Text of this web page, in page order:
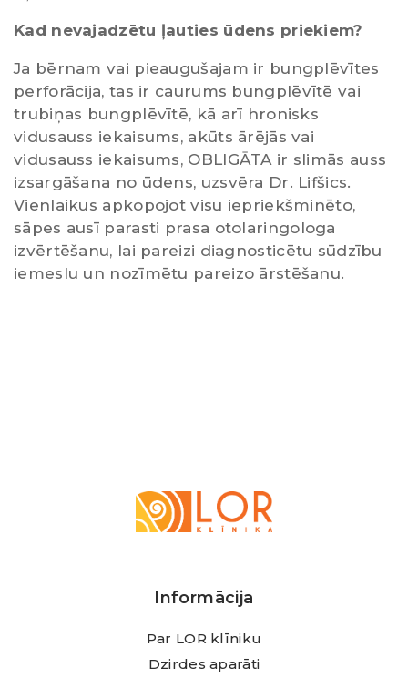
Kad nevajadzētu ļauties ūdens priekiem?
Ja bērnam vai pieaugušajam ir bungplēvītes
perforācija, tas ir caurums bungplēvītē vai
trubiņas bungplēvītē, kā arī hronisks
vidusauss iekaisums, akūts ārējās vai
vidusauss iekaisums, OBLIGĀTA ir slimās auss
izsargāšana no ūdens, uzsvēra Dr. Lifšics.
Vienlaikus apkopojot visu iepriekšminēto,
sāpes ausī parasti prasa otolaringologa
izvērtēšanu, lai pareizi diagnosticētu sūdzību
iemeslu un nozīmētu pareizo ārstēšanu.
Klīnika
Informācija
Par LOR klīniku
Dzirdes aparāti